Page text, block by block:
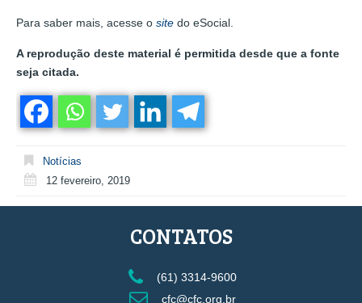
Para saber mais, acesse o site do eSocial.
A reprodução deste material é permitida desde que a fonte
seja citada.
Notícias
12 fevereiro, 2019
CONTATOS
(61) 3314-9600
cfc@cfc.org.br